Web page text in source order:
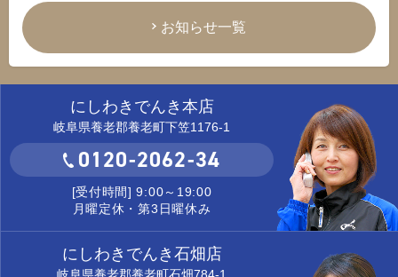
お知らせ一覧
にしわきでんき本店
岐阜県養老郡養老町下笠1176-1
0120-2062-34
[受付時間] 9:00～19:00
月曜定休・第3日曜休み
にしわきでんき石畑店